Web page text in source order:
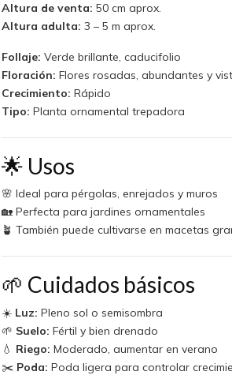
Altura de venta: 50 cm aprox.
Altura adulta: 3 – 5 m aprox.
Follaje: Verde brillante, caducifolio
Floración: Flores rosadas, abundantes y
Crecimiento: Rápido
Tipo: Planta ornamental trepadora
🌟 Usos
🌸 Ideal para pérgolas, enrejados y muros
🏡 Perfecta para jardines ornamentales
🪴 También puede cultivarse en macetas
🌱 Cuidados básicos
☀️ Luz: Pleno sol o semisombra
🌱 Suelo: Fértil y bien drenado
💧 Riego: Moderado, aumentar en verano
✂️ Poda: Poda ligera para controlar